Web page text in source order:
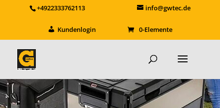
+4922333762113 info@gwtec.de
Kundenlogin 0-Elemente